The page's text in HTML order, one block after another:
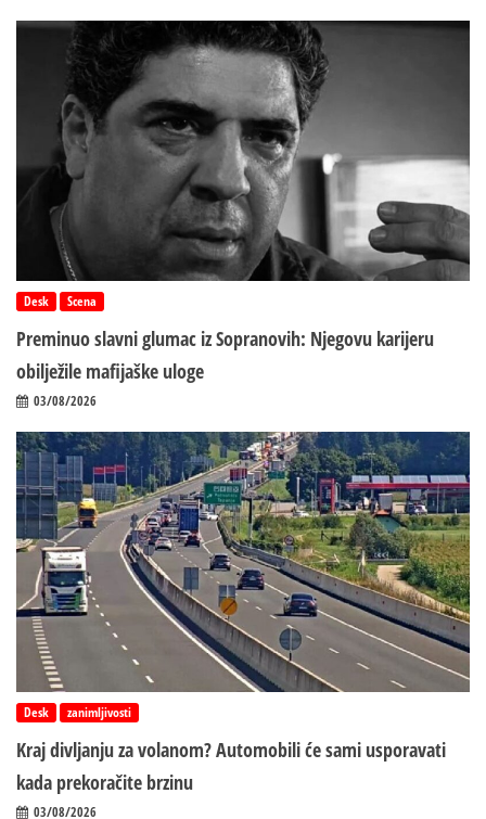
Desk Scena
Preminuo slavni glumac iz Sopranovih: Njegovu karijeru
obilježile mafijaške uloge
03/08/2026
Desk zanimljivosti
Kraj divljanju za volanom? Automobili će sami usporavati
kada prekoračite brzinu
03/08/2026